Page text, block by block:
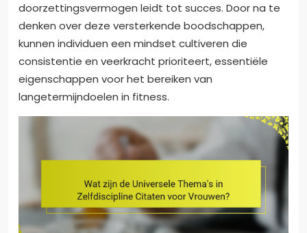
doorzettingsvermogen leidt tot succes. Door na te
denken over deze versterkende boodschappen,
kunnen individuen een mindset cultiveren die
consistentie en veerkracht prioriteert, essentiële
eigenschappen voor het bereiken van
langetermijndoelen in fitness.